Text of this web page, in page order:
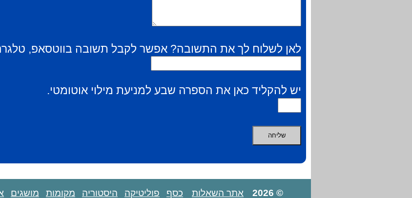
לאן לשלוח לך את התשובה? אפשר לקבל תשובה בווטסאפ,
יש להקליד כאן את הספרה שבע למניעת מילוי אוטומטי.
© 2026 אתר השאלות כסף פוליטיקה היסטוריה מקומות מושגים